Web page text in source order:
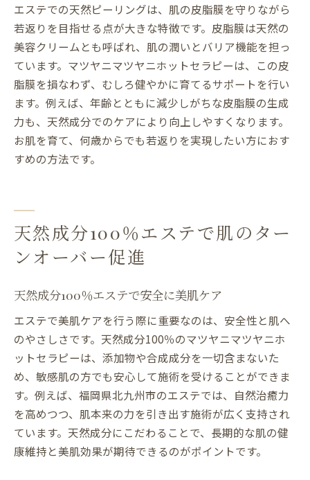
エステでの天然ピーリングは、肌の皮脂膜を守りながら
若返りを目指せる点が大きな特徴です。皮脂膜は天然の
美容クリームとも呼ばれ、肌の潤いとバリア機能を担っ
ています。マツヤニマツヤニホットセラピーは、この皮
脂膜を損なわず、むしろ健やかに育てるサポートを行い
ます。例えば、年齢とともに減少しがちな皮脂膜の生成
力も、天然成分でのケアにより向上しやすくなります。
お肌を育て、何歳からでも若返りを実現したい方におす
すめの方法です。
天然成分100％エステで肌のター
ンオーバー促進
天然成分100％エステで安全に美肌ケア
エステで美肌ケアを行う際に重要なのは、安全性と肌へ
のやさしさです。天然成分100％のマツヤニマツヤニホ
ットセラピーは、添加物や合成成分を一切含まないた
め、敏感肌の方でも安心して施術を受けることができま
す。例えば、福岡県北九州市のエステでは、自然治癒力
を高めつつ、肌本来の力を引き出す施術が広く支持され
ています。天然成分にこだわることで、長期的な肌の健
康維持と美肌効果が期待できるのがポイントです。